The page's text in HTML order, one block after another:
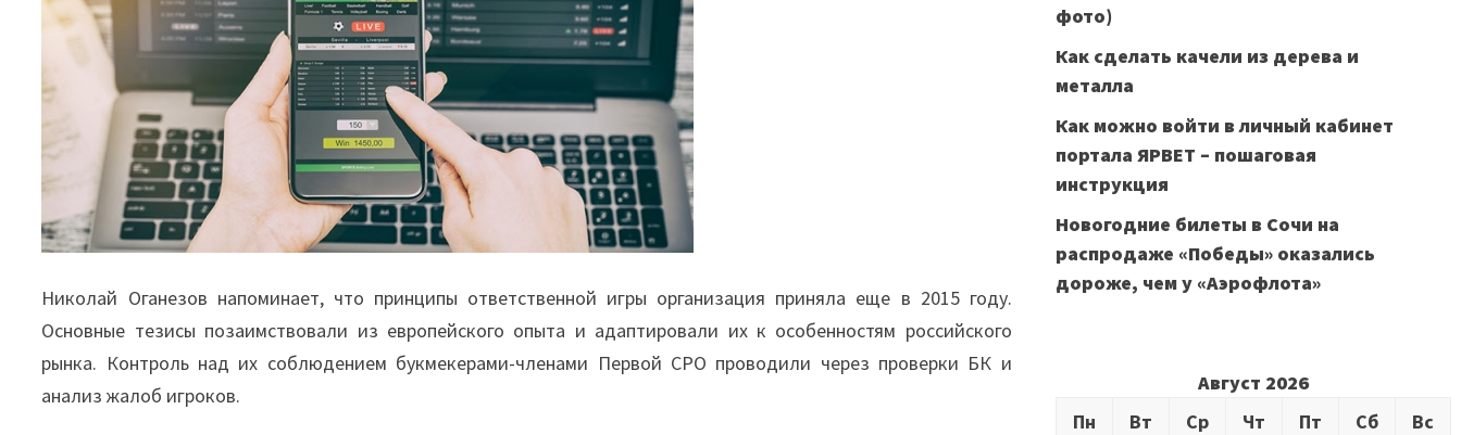
Николай Оганезов напоминает, что принципы ответственной игры организация приняла еще в 2015 году.
Основные тезисы позаимствовали из европейского опыта и адаптировали их к особенностям российского
рынка. Контроль над их соблюдением букмекерами-членами Первой СРО проводили через проверки БК и
анализ жалоб игроков.
фото)
Как сделать качели из дерева и
металла
Как можно войти в личный кабинет
портала ЯРВЕТ – пошаговая
инструкция
Новогодние билеты в Сочи на
распродаже «Победы» оказались
дороже, чем у «Аэрофлота»
Август 2026
Пн
Вт Ср Чт Пт Сб
Вс